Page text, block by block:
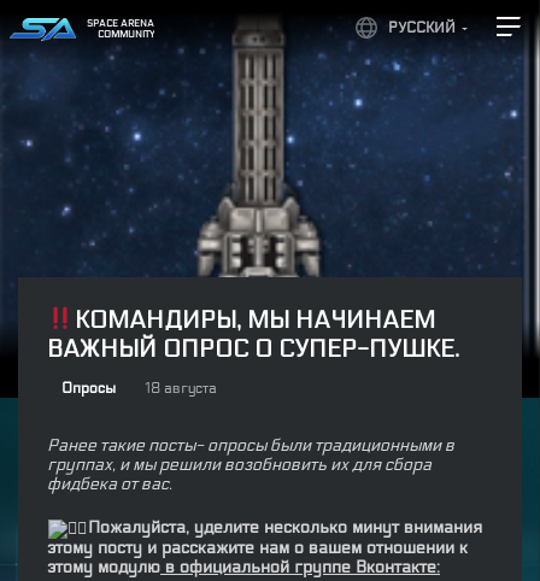
РУССКИЙ
SPACE ARENA
COMMUNITY
КОМАНДИРЫ, МЫ НАЧИНАЕМ
ВАЖНЫЙ ОПРОС О СУПЕР-ПУШКЕ.
Опросы 18 августа
Ранее такие посты- опросы были традиционными в
группах, и мы решили возобновить их для сбора
фидбека от вас.
Пожалуйста, уделите несколько минут внимания
этому посту и расскажите нам о вашем отношении к
этому модулю в официальной группе Вконтакте: